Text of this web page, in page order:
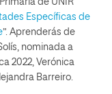
de UNIR
Específicas de
”. Aprenderás de
nominada a
2022, Verónica
Barreiro.